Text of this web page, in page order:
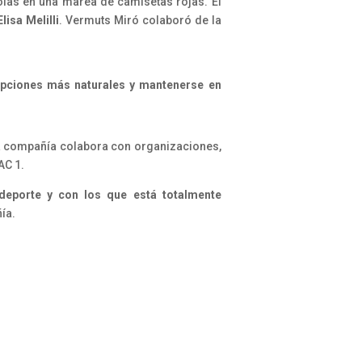
Melilli. Vermuts Miró colaboró ​​de la
más naturales y mantenerse en
colabora con organizaciones,
1.
y con los que está totalmente